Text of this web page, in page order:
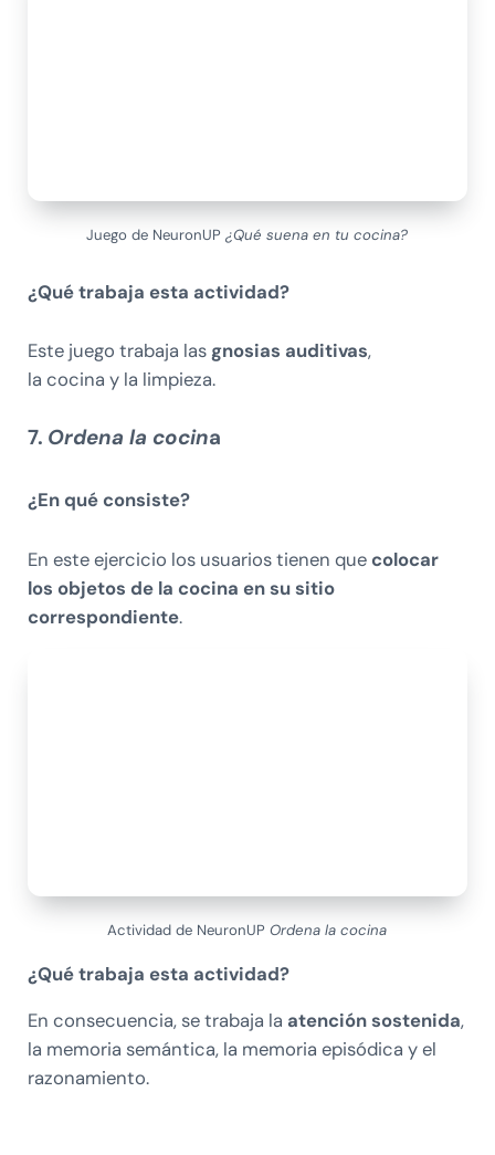
Juego de NeuronUP¿Qué suena en tu cocina?
¿Qué trabaja esta actividad?
Este juego trabaja las gnosias auditivas,
la cocina y la limpieza.
7. Ordena la cocina
¿En qué consiste?
En este ejercicio los usuarios tienen quecolocar
los objetos de la cocina en su sitio
correspondiente.
Actividad de NeuronUPOrdena la cocina
¿Qué trabaja esta actividad?
En consecuencia, se trabaja la atención sostenida,
la memoria semántica, la memoria episódica y el
razonamiento.